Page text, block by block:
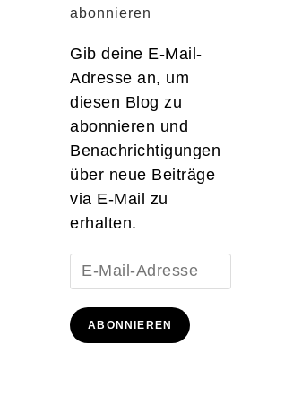
abonnieren
Gib deine E-Mail-
Adresse an, um
diesen Blog zu
abonnieren und
Benachrichtigungen
über neue Beiträge
via E-Mail zu
erhalten.
E-
Mail-
Adresse
ABONNIEREN